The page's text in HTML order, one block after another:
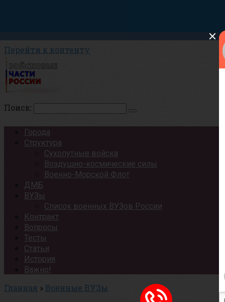
Перейти к контенту
Поиск:
Города
Структура
Сухопутные войска
Воздушно-космические силы
Военно-Морской Флот
ДМБ
ВУЗы
Список военных ВУЗов России
Контракт
Вопросы
Тесты
Статьи
История
Важно!
Главная » Военные ВУЗы